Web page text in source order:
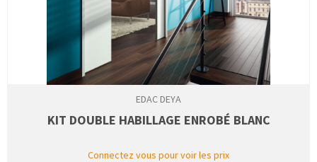
EDAC DEYA
KIT DOUBLE HABILLAGE ENROBÉ BLANC
Connectez vous pour voir les prix